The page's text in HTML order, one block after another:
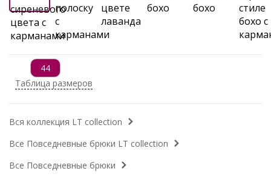
44
Таблица размеров
Вся коллекция LT collection
Все Повседневные брюки LT collection
Все Повседневные брюки